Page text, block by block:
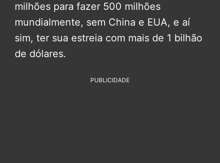
milhões para fazer 500 milhões
mundialmente, sem China e EUA, e aí
sim, ter sua estreia com mais de 1 bilhão
de dólares.
PUBLICIDADE